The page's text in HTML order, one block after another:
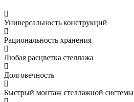
Универсальность конструкций
Рациональность хранения
Любая расцветка стеллажа
Долговечность
Быстрый монтаж стеллажной системы